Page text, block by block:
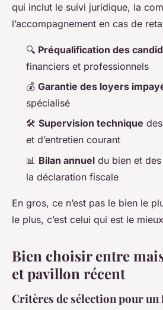
qui inclut le suivi juridique, la
l’accompagnement en cas de
🔍 Préqualification des
financiers et professionnels
💰 Garantie des loyers
spécialisé
🛠️ Supervision technique
et d’entretien courant
📊 Bilan annuel du bien et
la déclaration fiscale
En gros, ce n’est pas le bien le
le plus, c’est celui qui est le
Bien choisir entre
et pavillon récent
Critères de sélection pour